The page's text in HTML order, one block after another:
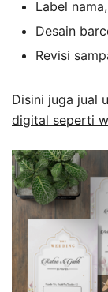
Label
Desain
Revisi
Disini juga jual
digital seperti